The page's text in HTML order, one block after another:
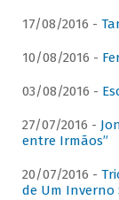
17/08/2016 -
10/08/2016 -
03/08/2016 -
27/07/2016 -
entre Irmãos”
20/07/2016 -
de Um Inverno